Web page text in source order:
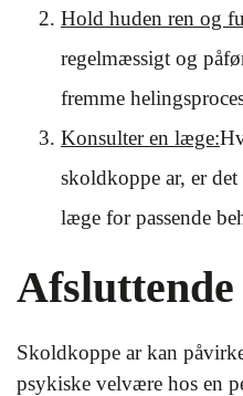
Hold huden ren og
regelmæssigt og
fremme
Konsulter en læge:
skoldkoppe ar, er
læge for passende
Skoldkoppe ar kan
psykiske velvære hos en